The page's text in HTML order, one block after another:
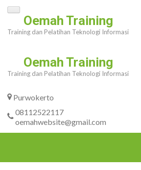
Skip
content
Enter)
Oemah Training
Training dan Pelatihan Teknologi Informasi
Oemah Training
Training dan Pelatihan Teknologi Informasi
Purwokerto
08112522117
oemahwebsite@gmail.com